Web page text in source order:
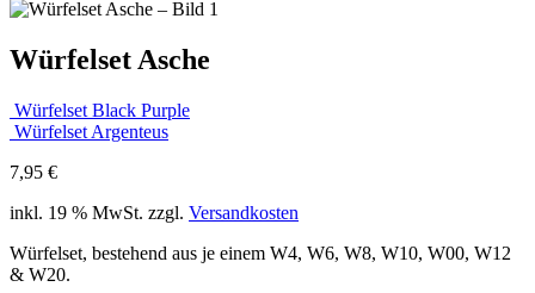
Würfelset Asche
Würfelset Black Purple
Würfelset Argenteus
7,95 €
inkl. 19 % MwSt. zzgl. Versandkosten
Würfelset, bestehend aus je einem W4, W6, W8, W10, W00, W12
& W20.